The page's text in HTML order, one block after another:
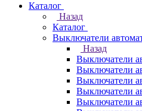
Каталог
Назад
Каталог
Выключатели
Назад
Выключатели
Выключатели
Выключатели
Выключатели
Выключатели